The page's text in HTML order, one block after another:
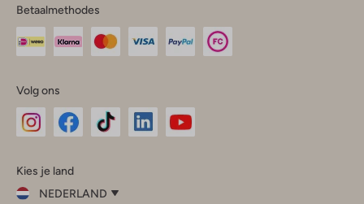
Betaalmethodes
Volg ons
InstagramFacebook
Kies je land
NEDERLAND